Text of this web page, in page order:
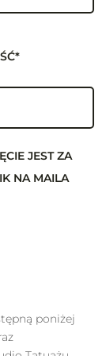
JEST ZA
NA MAILA
poniżej